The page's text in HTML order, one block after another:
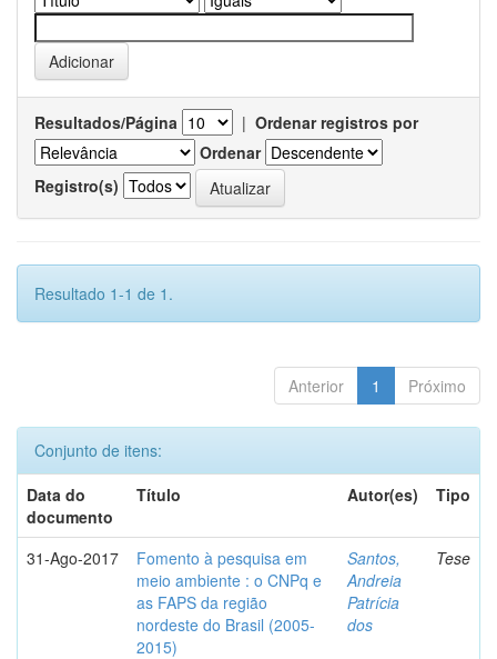
Resultados/Página | Ordenar registros por
Ordenar
Registro(s)
Resultado 1-1 de 1.
Anterior 1 Próximo
Conjunto de itens:
Data do
documento
Título Autor(es) Tipo
31-Ago-2017
Fomento à pesquisa em
meio ambiente : o CNPq e
as FAPS da região
nordeste do Brasil (2005-
2015)
Santos,
Andreia
Patrícia
dos
Tese